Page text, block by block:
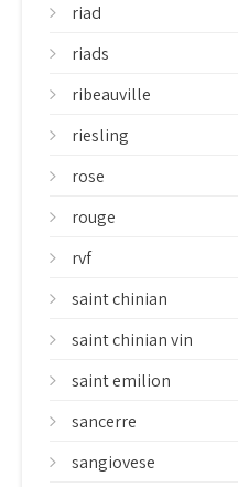
riad
riads
ribeauville
riesling
rose
rouge
rvf
saint chinian
saint chinian vin
saint emilion
sancerre
sangiovese